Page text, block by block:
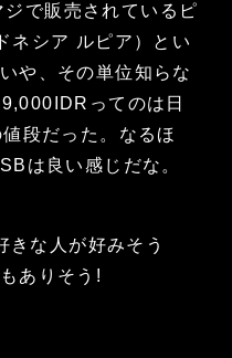
で販売されているピ
ネシア ルピア）とい
や、その単位知らな
ってのは日
段だった。なるほ
は良い感じだな。
な人が好みそう
ありそう!